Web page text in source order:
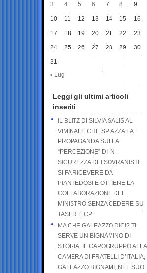
3 4 5 6 7 8 9
10 11 12 13 14 15 16
17 18 19 20 21 22 23
24 25 26 27 28 29 30
31
« Lug
Leggi gli ultimi articoli
inseriti
IL BLITZ DI SILVIA SALIS AL
VIMINALE CHE SPIAZZA LA
PROPAGANDA SULLA
“PERCEZIONE” DI IN-
SICUREZZA DEI SOVRANISTI:
SI FA RICEVERE DA
PIANTEDOSI E OTTIENE LA
COLLABORAZIONE DEL
MINISTRO SENZA CEDERE SU
TASER E CP
MA CHE GALEAZZO DICI? TI
SERVE UN BIGNAMINO DI
STORIA. IL CAPOGRUPPO ALLA
CAMERA DI FRATELLI D’ITALIA,
GALEAZZO BIGNAMI, NEL SUO